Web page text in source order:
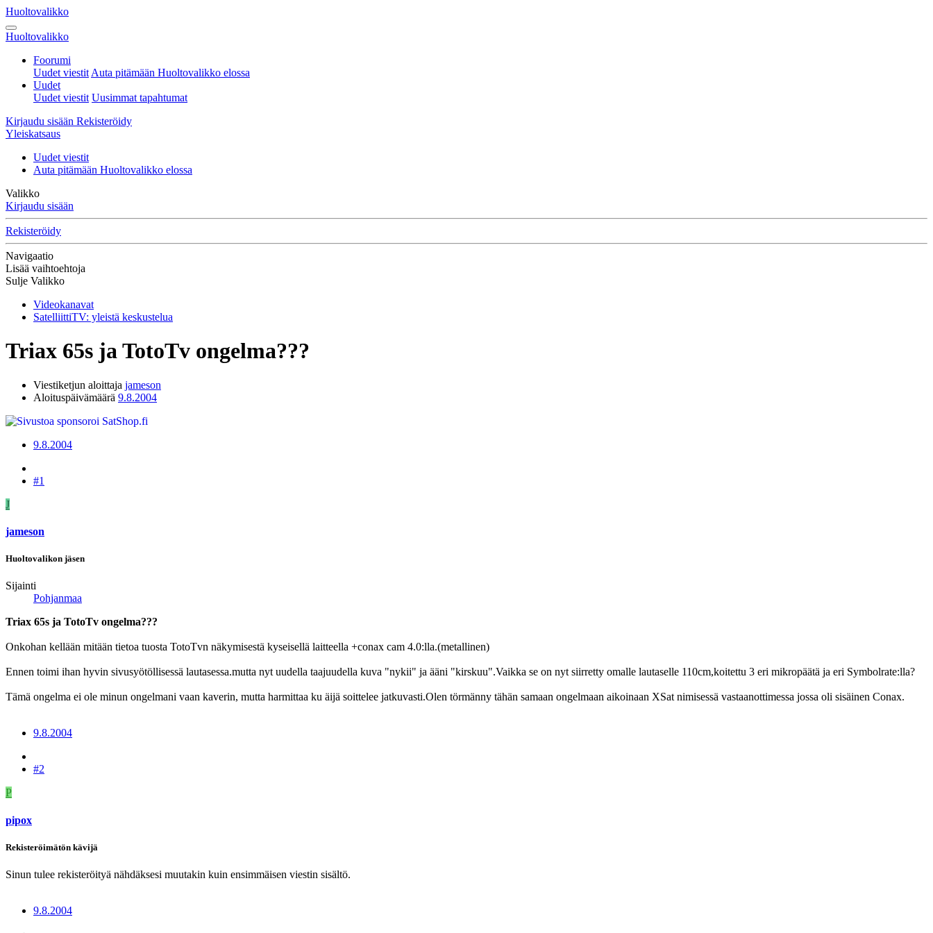
Huoltovalikko
Huoltovalikko
Foorumi
Uudet viestit Auta pitämään Huoltovalikko elossa
Uudet
Uudet viestit Uusimmat tapahtumat
Kirjaudu sisään Rekisteröidy
Yleiskatsaus
Uudet viestit
Auta pitämään Huoltovalikko elossa
Valikko
Kirjaudu sisään
Rekisteröidy
Navigaatio
Lisää vaihtoehtoja
Sulje Valikko
Videokanavat
SatelliittiTV: yleistä keskustelua
Triax 65s ja TotoTv ongelma???
Viestiketjun aloittaja jameson
Aloituspäivämäärä 9.8.2004
9.8.2004
#1
J
jameson
Huoltovalikon jäsen
Sijainti
Pohjanmaa
Triax 65s ja TotoTv ongelma???
Onkohan kellään mitään tietoa tuosta TotoTvn näkymisestä kyseisellä laitteella +conax cam 4.0:lla.(metallinen)
Ennen toimi ihan hyvin sivusyötöllisessä lautasessa.mutta nyt uudella taajuudella kuva "nykii" ja ääni "kirskuu".Vaikka se on nyt siirretty omalle lautaselle 110cm,koitettu 3 eri mikropäätä ja eri Symbolrate:lla?
Tämä ongelma ei ole minun ongelmani vaan kaverin, mutta harmittaa ku äijä soittelee jatkuvasti.Olen törmänny tähän samaan ongelmaan aikoinaan XSat nimisessä vastaanottimessa jossa oli sisäinen Conax.
9.8.2004
#2
P
pipox
Rekisteröimätön kävijä
Sinun tulee rekisteröityä nähdäksesi muutakin kuin ensimmäisen viestin sisältö.
9.8.2004